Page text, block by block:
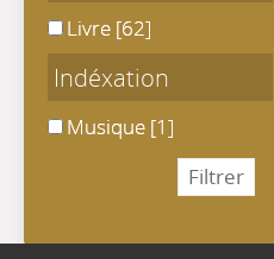
LivreLivre [62]
Indéxation
Musique
Musique [1]